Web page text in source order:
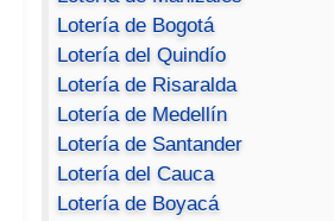
Lotería de Bogotá
Lotería del Quindío
Lotería de Risaralda
Lotería de Medellín
Lotería de Santander
Lotería del Cauca
Lotería de Boyacá